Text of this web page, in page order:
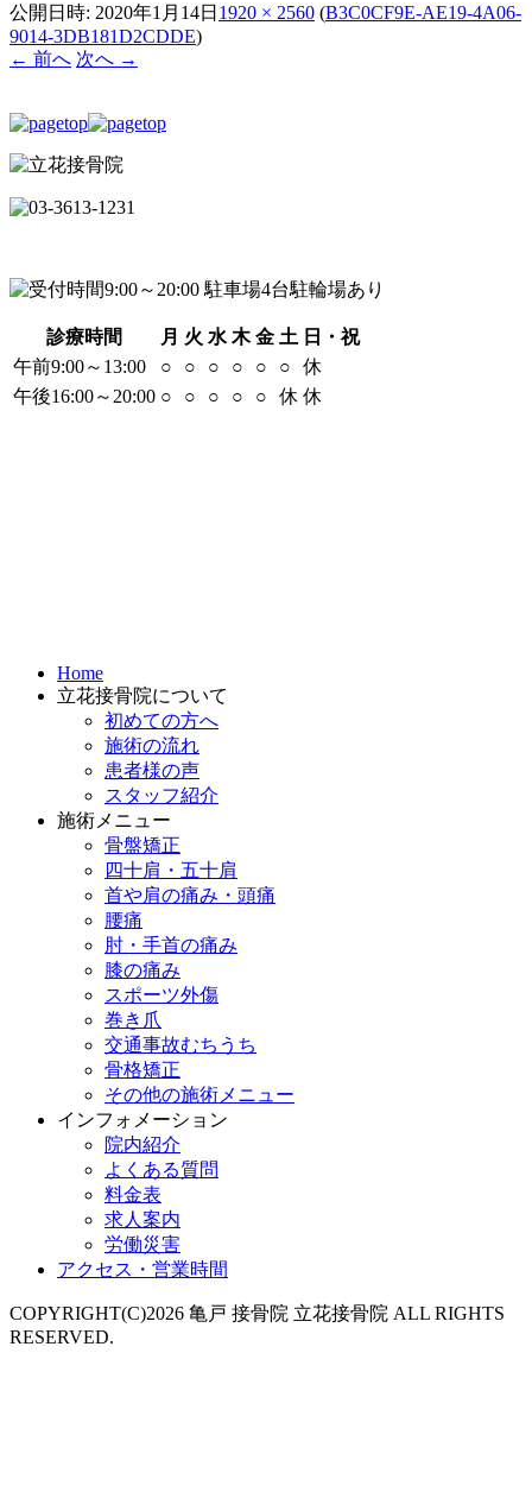
公開日時: 2020年1月14日 1920 × 2560 (B3C0CF9E-AE19-4A06-
9014-3DB181D2CDDE)
← 前へ 次へ →
診療時間 月 火 水 木 金 土 日・祝
午前9:00～13:00
○ ○ ○ ○ ○ ○
休
午後16:00～20:00 ○ ○ ○ ○ ○ 休 休
Home
立花接骨院について
初めての方へ
施術の流れ
患者様の声
スタッフ紹介
施術メニュー
骨盤矯正
四十肩・五十肩
首や肩の痛み・頭痛
腰痛
肘・手首の痛み
膝の痛み
スポーツ外傷
巻き爪
交通事故むちうち
骨格矯正
その他の施術メニュー
インフォメーション
院内紹介
よくある質問
料金表
求人案内
労働災害
アクセス・営業時間
COPYRIGHT(C)2026 亀戸 接骨院 立花接骨院 ALL RIGHTS
RESERVED.